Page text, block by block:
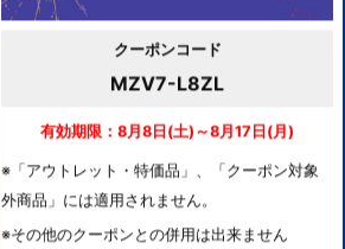
クーポンコード
MZV7-L8ZL
有効期限：8月8日(土)～8月17日(月)
※「アウトレット・特価品」、「クーポン対象
外商品」には適用されません。
※その他のクーポンとの併用は出来ません